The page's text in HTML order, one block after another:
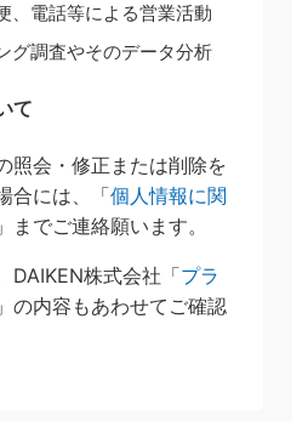
、電話等による営業活動
グ調査やそのデータ分析
て
照会・修正または削除を
合には、「個人情報に関
」までご連絡願います。
DAIKEN株式会社「プラ
」の内容もあわせてご確認